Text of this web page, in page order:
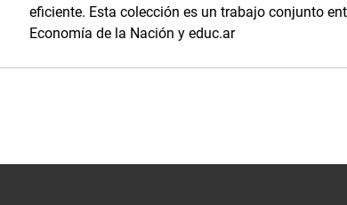
eficiente. Esta colección es un trabajo conjunto
Economía de la Nación y educ.ar